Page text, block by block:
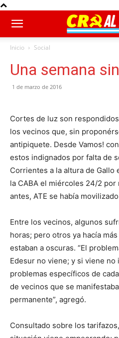
Inicio Social
Una semana
1 de marzo de 2016
Cortes de luz son
los vecinos que, sin
antipiquete. Desde Vamos!
estos indignados por falta de
Corrientes a la altura de Gallo
la CABA el miércoles 24/2 por
antes, ATE se había
Entre los vecinos, algunos
horas; pero otros ya hacía
estaban a oscuras. “El
Edesur no viene; y si viene no
problemas específicos de
de vecinos que se
permanente”, agregó.
Consultado sobre los